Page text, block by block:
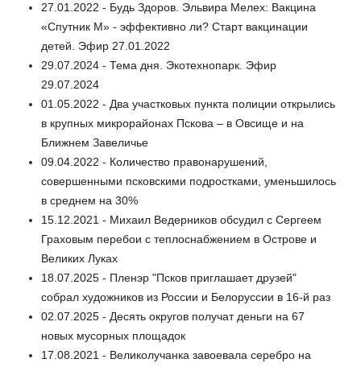
27.01.2022 - Будь Здоров. Эльвира Мелех: Вакцина
«Спутник М» - эффективно ли? Старт вакцинации
детей. Эфир 27.01.2022
29.07.2024 - Тема дня. Экотехнопарк. Эфир
29.07.2024
01.05.2022 - Два участковых пункта полиции открылись
в крупных микрорайонах Пскова – в Овсище и на
Ближнем Завеличье
09.04.2022 - Количество правонарушений,
совершенными псковскими подростками, уменьшилось
в среднем на 30%
15.12.2021 - Михаил Ведерников обсудил с Сергеем
Граховым перебои с теплоснабжением в Острове и
Великих Луках
18.07.2025 - Пленэр "Псков приглашает друзей"
собрал художников из России и Белоруссии в 16-й раз
02.07.2025 - Десять округов получат деньги на 67
новых мусорных площадок
17.08.2021 - Великолучанка завоевала серебро на